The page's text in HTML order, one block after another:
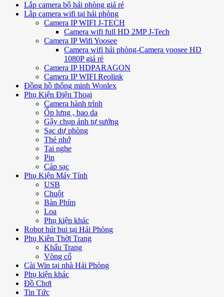
Lắp camera bộ hải phòng giá rẻ
Lắp camera wifi tại hải phòng
Camera IP WIFI J-TECH
Camera wifi full HD 2MP J-Tech
Camera IP Wifi Yoosee
Camera wifi hải phòng-Camera yoosee HD
1080P giá rẻ
Camera IP HDPARAGON
Camera IP WIFI Reolink
Đồng hồ thông minh Wonlex
Phụ Kiện Điện Thoại
Camera hành trình
Ốp lưng , bao da
Gậy chụp ảnh tự sướng
Sạc dự phòng
Thẻ nhớ
Tai nghe
Pin
Cáp sạc
Phụ Kiện Máy Tính
USB
Chuột
Bàn Phím
Loa
Phụ kiện khác
Robot hút bui tại Hải Phòng
Phụ Kiên Thời Trang
Khẩu Trang
Vòng cổ
Cài Win tại nhà Hải Phòng
Phụ kiện khác
Đồ Chơi
Tin Tức